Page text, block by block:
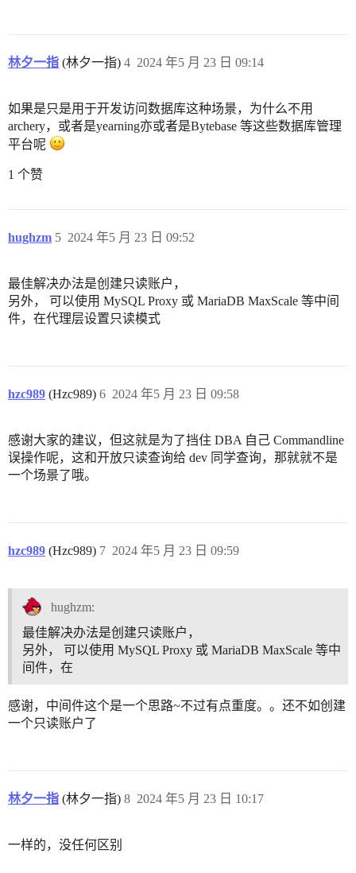
林夕一指 (林夕一指) 2024 年5 月 23 日 09:14
4
如果是只是用于开发访问数据库这种场景，为什么不用
archery，或者是yearning亦或者是Bytebase 等这些数据库管理
平台呢
1 个赞
hughzm 2024 年5 月 23 日 09:52
5
最佳解决办法是创建只读账户，
另外， 可以使用 MySQL Proxy 或 MariaDB MaxScale 等中间
件，在代理层设置只读模式
hzc989 (Hzc989) 2024 年5 月 23 日 09:58
6
感谢大家的建议，但这就是为了挡住 DBA 自己 Commandline
误操作呢，这和开放只读查询给 dev 同学查询，那就就不是
一个场景了哦。
hzc989 (Hzc989) 2024 年5 月 23 日 09:59
7
hughzm:
最佳解决办法是创建只读账户，
另外， 可以使用 MySQL Proxy 或 MariaDB MaxScale 等中
间件，在
感谢，中间件这个是一个思路~不过有点重度。。还不如创建
一个只读账户了
林夕一指 (林夕一指) 2024 年5 月 23 日 10:17
8
一样的，没任何区别